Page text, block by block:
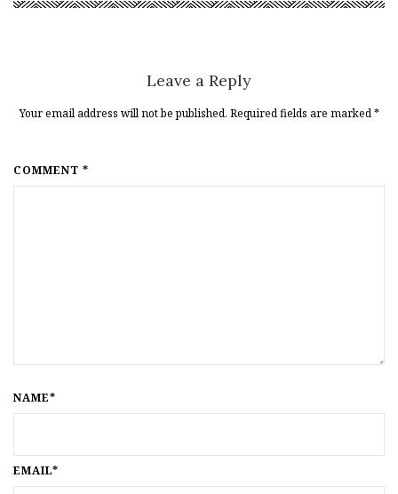
Leave a Reply
Your email address will not be published. Required fields are marked*
COMMENT *
NAME*
EMAIL*